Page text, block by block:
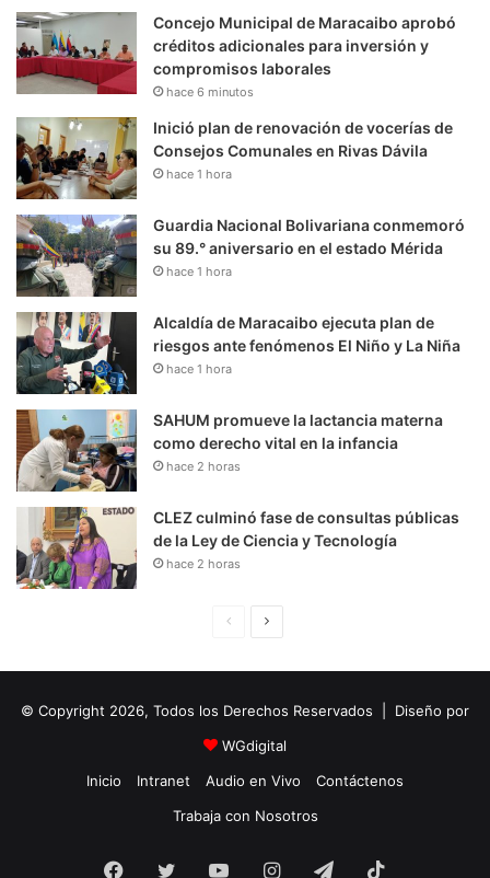
Concejo Municipal de Maracaibo aprobó
créditos adicionales para inversión y
compromisos laborales
hace 6 minutos
Inició plan de renovación de vocerías de
Consejos Comunales en Rivas Dávila
hace 1 hora
Guardia Nacional Bolivariana conmemoró
su 89.° aniversario en el estado Mérida
hace 1 hora
Alcaldía de Maracaibo ejecuta plan de
riesgos ante fenómenos El Niño y La Niña
hace 1 hora
SAHUM promueve la lactancia materna
como derecho vital en la infancia
hace 2 horas
CLEZ culminó fase de consultas públicas
de la Ley de Ciencia y Tecnología
hace 2 horas
i
n
a
u
i
e
e
© Copyright 2026, Todos los Derechos Reservados | Diseño por
WGdigital
Inicio
Intranet Audio en Vivo
Contáctenos
Trabaja con Nosotros
Facebook
Twitter YouTubeInstagramTelegram